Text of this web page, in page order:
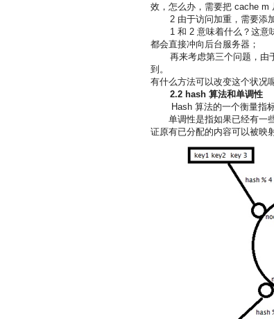
效，怎么办，需要把 cache m
2 由于访问加重，需要添
1 和 2 意味着什么？这意
都会直接冲向后台服务器；
再来考虑第三个问题，由
到。
有什么方法可以改变这个状
2.2 hash 算法和单调性
Hash 算法的一个衡量指标
单调性是指如果已经有一
证原有已分配的内容可以被映